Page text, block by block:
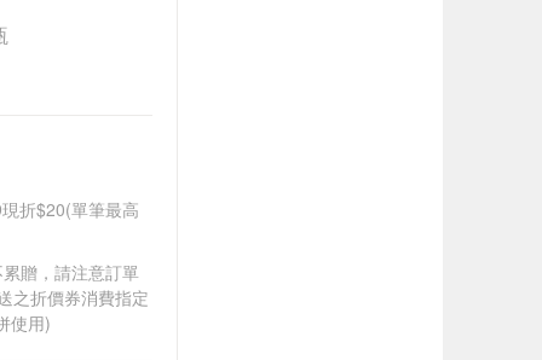
折$20(單筆最高
贈，請注意訂單
之折價券消費指定
使用)